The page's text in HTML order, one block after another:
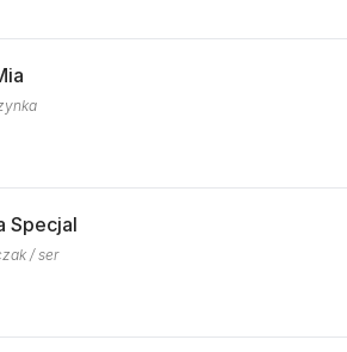
Specjal
/ ser